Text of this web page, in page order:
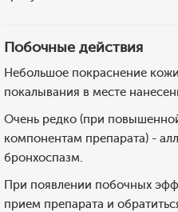
Побочные действия
Небольшое покраснение
покалывания в месте
Очень редко (при
компонентам препарата) -
бронхоспазм.
При появлении побочных
прием препарата и